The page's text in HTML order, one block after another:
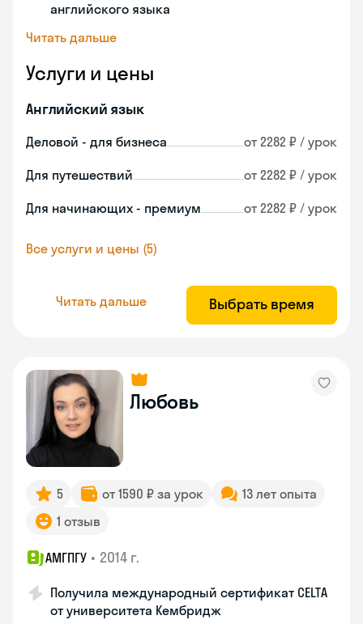
английского языка
Читать дальше
Услуги и цены
Английский язык
Деловой - для бизнеса от 2282 ₽ / урок
Для путешествий от 2282 ₽ / урок
Для начинающих - премиум от 2282 ₽ / урок
Все услуги и цены (5)
Читать дальше Выбрать время
Любовь
5 от 1590 ₽ за урок
13 лет опыта
1 отзыв
АМГПГУ • 2014 г.
Получила международный сертификат CELTA
от университета Кембридж